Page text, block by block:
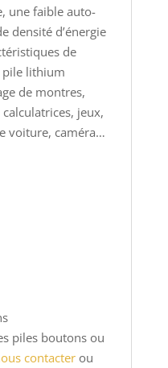
une faible auto-
densité d’énergie
de
pile lithium
de montres,
jeux,
voiture, caméra…
piles boutons ou
contacterou